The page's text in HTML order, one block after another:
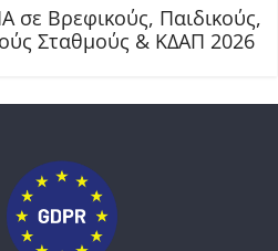
σε Βρεφικούς, Παιδικούς,
Σταθμούς & ΚΔΑΠ 2026